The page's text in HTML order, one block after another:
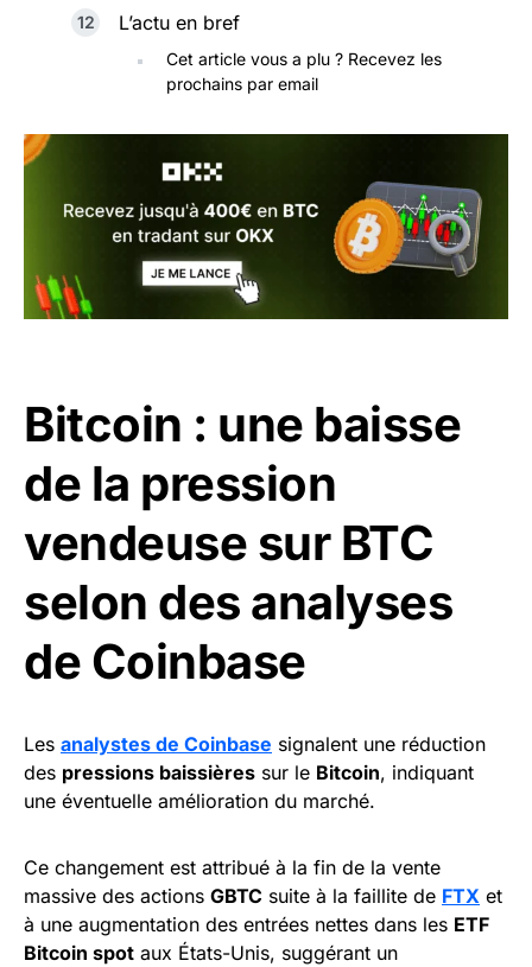
L’actu en bref
Cet article vous a plu ? Recevez les
prochains par email
Bitcoin : une baisse
de la pression
vendeuse sur BTC
selon des analyses
de Coinbase
Les analystes de Coinbase signalent une réduction
des pressions baissières sur le Bitcoin, indiquant
une éventuelle amélioration du marché.
Ce changement est attribué à la fin de la vente
massive des actions GBTC suite à la faillite de FTX et
à une augmentation des entrées nettes dans les ETF
Bitcoin spot aux États-Unis, suggérant un